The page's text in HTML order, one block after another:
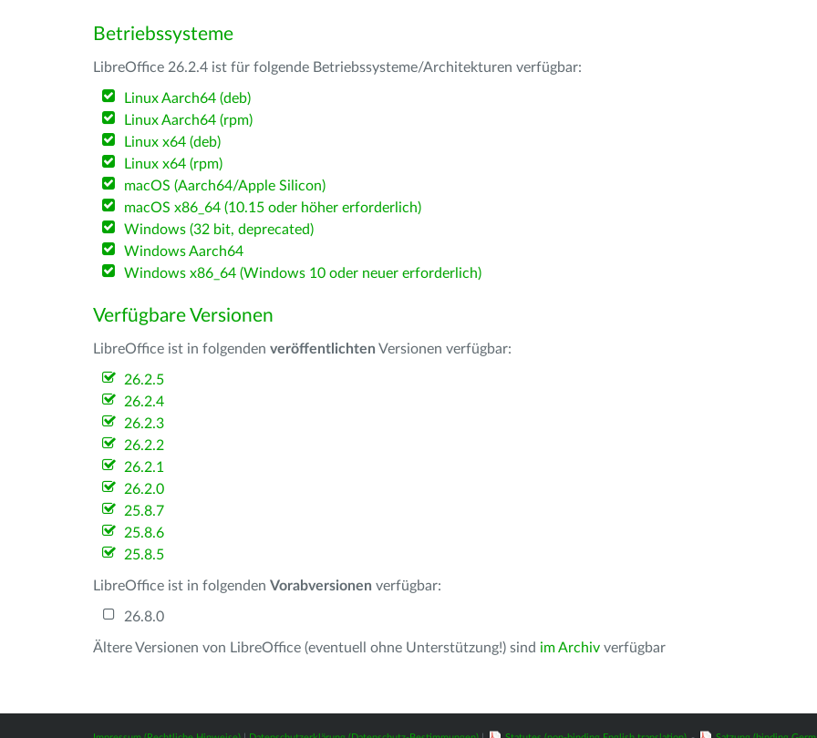
Betriebssysteme
LibreOffice 26.2.4 ist für folgende Betriebssysteme/Architekturen verfügbar:
Linux Aarch64 (deb)
Linux Aarch64 (rpm)
Linux x64 (deb)
Linux x64 (rpm)
macOS (Aarch64/Apple Silicon)
macOS x86_64 (10.15 oder höher erforderlich)
Windows (32 bit, deprecated)
Windows Aarch64
Windows x86_64 (Windows 10 oder neuer erforderlich)
Verfügbare Versionen
LibreOffice ist in folgenden veröffentlichten Versionen verfügbar:
26.2.5
26.2.4
26.2.3
26.2.2
26.2.1
26.2.0
25.8.7
25.8.6
25.8.5
LibreOffice ist in folgenden Vorabversionen verfügbar:
26.8.0
Ältere Versionen von LibreOffice (eventuell ohne Unterstützung!) sind im Archiv verfügbar